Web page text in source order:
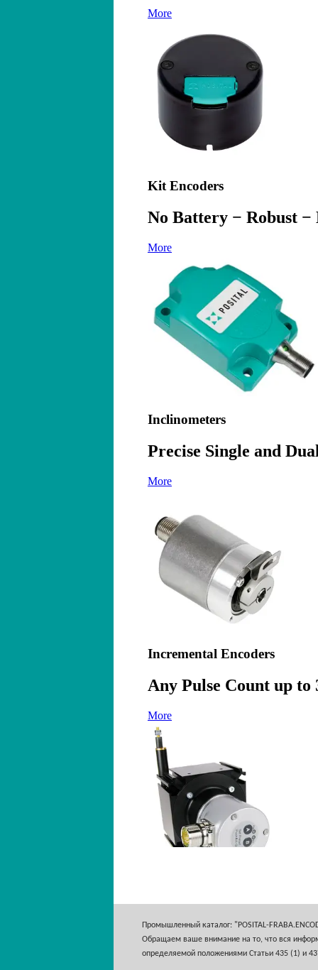
Промышленный каталог: "POSITAL-
Обращаем ваше внимание на то, что вся
определяемой положениями Статьи 435 (1) и